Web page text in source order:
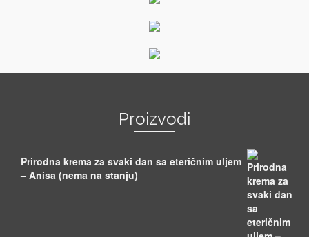
Proizvodi
Prirodna krema za svaki dan sa eteričnim uljem
– Anisa (nema na stanju)